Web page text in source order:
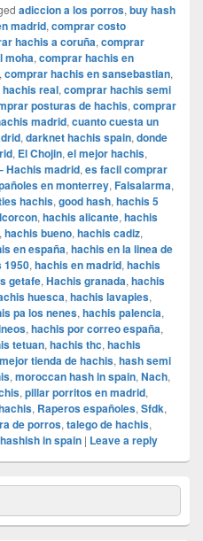
adiccion a los porros, buy hash
madrid, comprar costo
hachis a coruña, comprar
moha, comprar hachis en
, comprar hachis en sansebastian,
real, comprar hachis semi
posturas de hachis, comprar
madrid, cuanto cuesta un
, darknet hachis spain, donde
, El Chojin, el mejor hachis,
Hachis madrid, es facil comprar
en monterrey, Falsalarma,
hachis, good hash, hachis 5
, hachis alicante, hachis
, hachis bueno, hachis cadiz,
en españa, hachis en la linea de
1950, hachis en madrid, hachis
getafe, Hachis granada, hachis
huesca, hachis lavapies,
pa los nenes, hachis palencia,
, hachis por correo españa,
tetuan, hachis thc, hachis
tienda de hachis, hash semi
, moroccan hash in spain, Nach,
, pillar porritos en madrid,
, Raperos españoles, Sfdk,
de porros, talego de hachis,
in spain | Leave a reply